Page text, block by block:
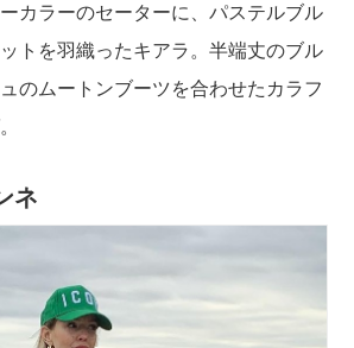
カラーのセーターに、パステルブル
トを羽織ったキアラ。半端丈のブル
のムートンブーツを合わせたカラフ
ネ